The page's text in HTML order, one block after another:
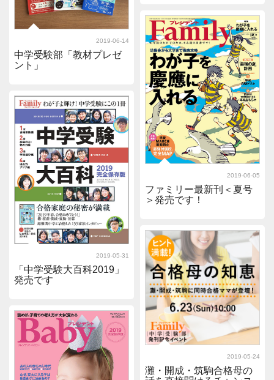
2019-06-14
中学受験部「教材プレゼ
ント」
2019-06-05
ファミリー最新刊＜夏号
＞発売です！
2019-05-31
「中学受験大百科2019」
発売です
2019-05-24
灘・開成・筑駒合格母の